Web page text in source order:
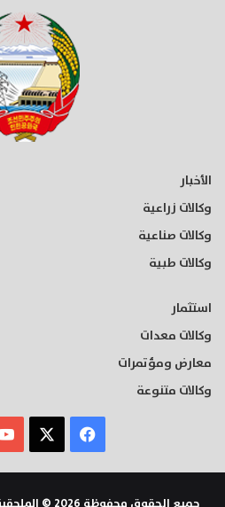
الأخبار
وكالات زراعية
وكالات صناعية
وكالات طبية
استثمار
وكالات معدات
معارض ومؤتمرات
وكالات متنوعة
فيسبوك